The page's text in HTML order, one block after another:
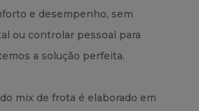
e desempenho, sem
ou controlar pessoal para
a solução perfeita.
mix de frota é elaborado em